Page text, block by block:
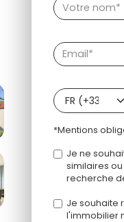
*Mentions
Je ne
similaires
recherche
Je souhaite
l'immobilier